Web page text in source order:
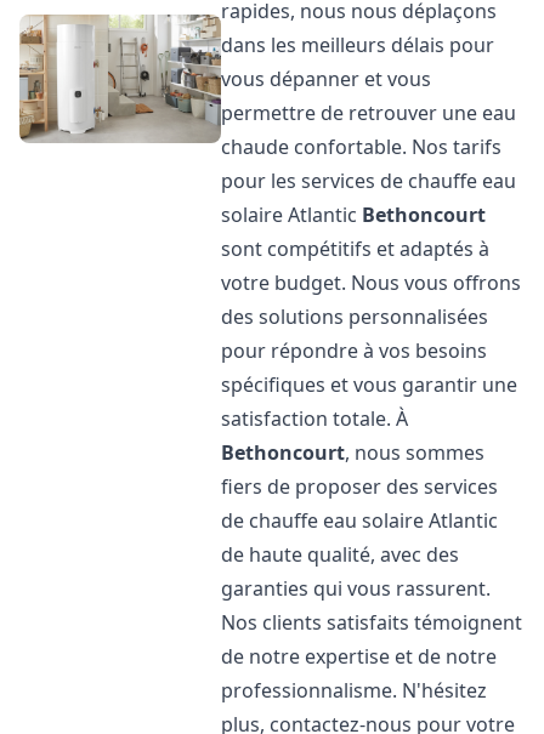
rapides, nous nous déplaçons
dans les meilleurs délais pour
vous dépanner et vous
permettre de retrouver une eau
chaude confortable. Nos tarifs
pour les services de chauffe eau
solaire Atlantic Bethoncourt
sont compétitifs et adaptés à
votre budget. Nous vous offrons
des solutions personnalisées
pour répondre à vos besoins
spécifiques et vous garantir une
satisfaction totale. À
Bethoncourt, nous sommes
fiers de proposer des services
de chauffe eau solaire Atlantic
de haute qualité, avec des
garanties qui vous rassurent.
Nos clients satisfaits témoignent
de notre expertise et de notre
professionnalisme. N'hésitez
plus, contactez-nous pour votre